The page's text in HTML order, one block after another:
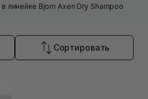
линейке Bjorn Axen Dry Shampoo
Сортировать